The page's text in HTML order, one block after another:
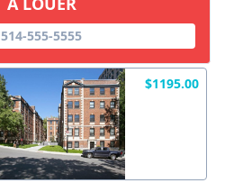
514-555-5555
$1195.00
X Fermer